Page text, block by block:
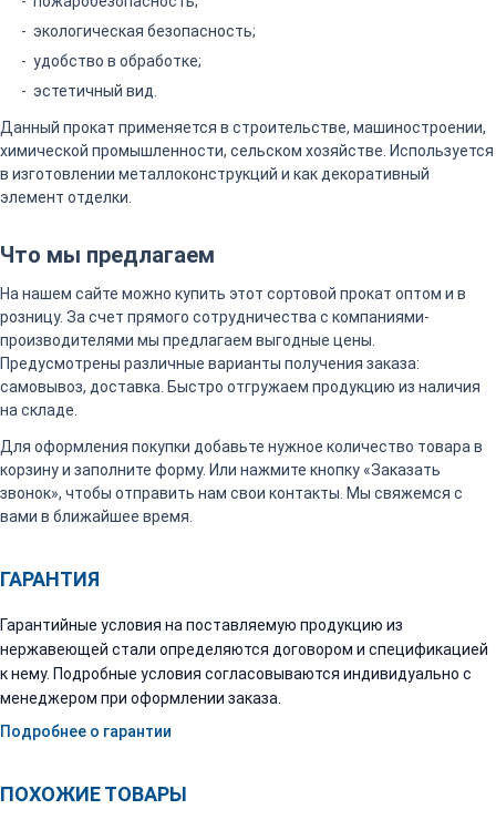
экологическая безопасность;
удобство в обработке;
эстетичный вид.
Данный прокат применяется в строительстве, машиностроении,
химической промышленности, сельском хозяйстве. Используется
в изготовлении металлоконструкций и как декоративный
элемент отделки.
Что мы предлагаем
На нашем сайте можно купить этот сортовой прокат оптом и в
розницу. За счет прямого сотрудничества с компаниями-
производителями мы предлагаем выгодные цены.
Предусмотрены различные варианты получения заказа:
самовывоз, доставка. Быстро отгружаем продукцию из наличия
на складе.
Для оформления покупки добавьте нужное количество товара в
корзину и заполните форму. Или нажмите кнопку «Заказать
звонок», чтобы отправить нам свои контакты. Мы свяжемся с
вами в ближайшее время.
ГАРАНТИЯ
Гарантийные условия на поставляемую продукцию из
нержавеющей стали определяются договором и спецификацией
к нему. Подробные условия согласовываются индивидуально с
менеджером при оформлении заказа.
Подробнее о гарантии
ПОХОЖИЕ ТОВАРЫ